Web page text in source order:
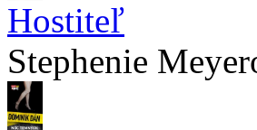
Hostiteľ
Stephenie